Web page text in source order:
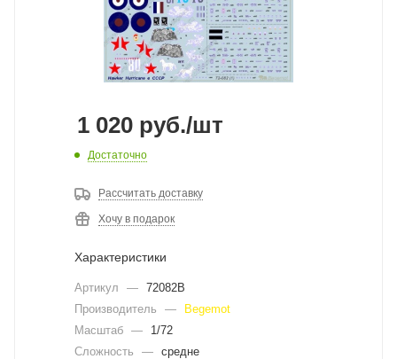
1 020 руб./шт
Достаточно
Рассчитать доставку
Хочу в подарок
Характеристики
Артикул — 72082B
Производитель
—
Begemot
Масштаб —
1/72
Сложность
— средне